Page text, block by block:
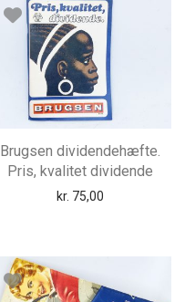
Brugsen dividendehæfte.
Pris, kvalitet dividende
kr. 75,00